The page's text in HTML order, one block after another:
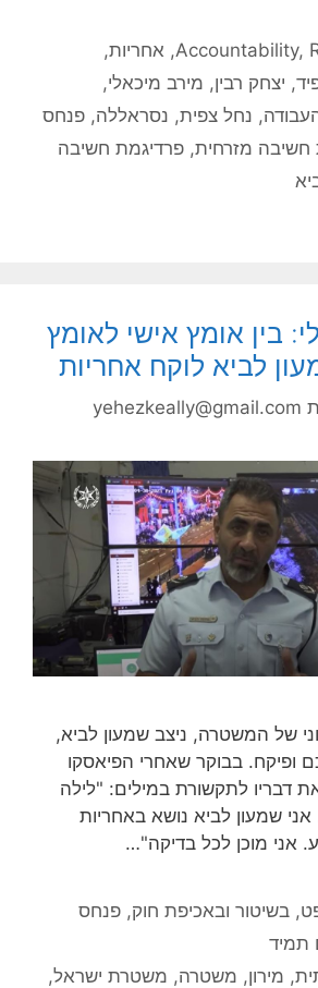
Accountability,
, אחריות,
, יצחק רבין, מירב מיכאלי,
, נחל צפית, נסראללה, פנחס
חשיבה מזרחית, פרדיגמת חשיבה
בין אומץ אישי לאומץ
לביא לוקח אחריות
yehezkeally@gmail.com
של המשטרה, ניצב שמעון לביא,
ופיקח. בבוקר שאחרי הפיאסקו
דבריו לתקשורת במילים: "לילה
שמעון לביא נושא באחריות
אני מוכן לכל בדיקה"…
בשיטור ובאכיפת חוק,פנחס
תמיד
, מירון, משטרה, משטרת ישראל,